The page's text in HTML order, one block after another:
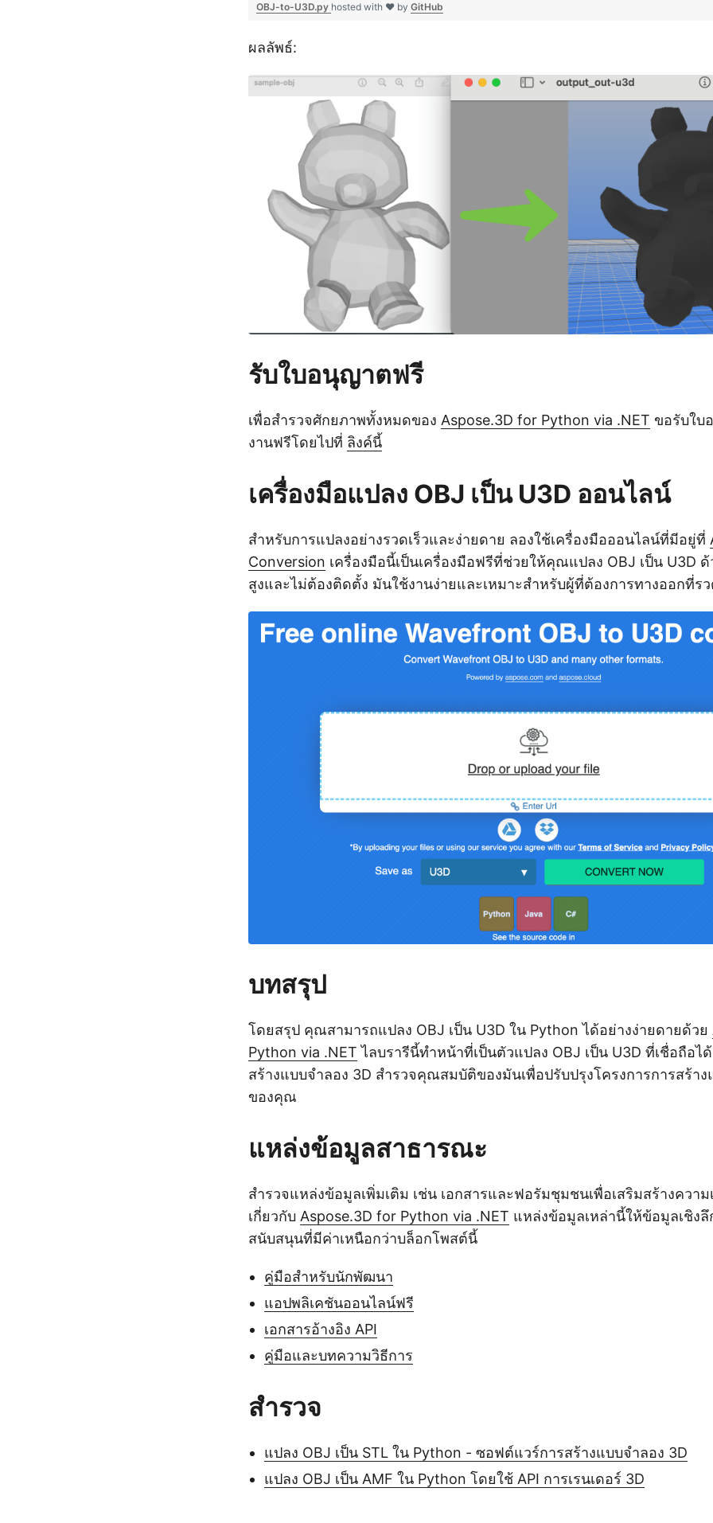
OBJ-to-U3D.py hosted with ❤ by GitHub
ผลลัพธ์:
รับใบอนุญาตฟรี
เพื่อสำรวจศักยภาพทั้งหมดของ Aspose.3D for Python via .NET ขอรับใบ
งานฟรีโดยไปที่ ลิงค์นี้
เครื่องมือแปลง OBJ เป็น U3D ออนไลน์
สำหรับการแปลงอย่างรวดเร็วและง่ายดาย ลองใช้เครื่องมือออนไลน์ที่มีอยู่ที่
Conversion เครื่องมือนี้เป็นเครื่องมือฟรีที่ช่วยให้คุณแปลง OBJ เป็น U3D
สูงและไม่ต้องติดตั้ง มันใช้งานง่ายและเหมาะสำหรับผู้ที่ต้องการทางออกที่รว
บทสรุป
โดยสรุป คุณสามารถแปลง OBJ เป็น U3D ใน Python ได้อย่างง่ายดายด้วย
Python via .NET ไลบรารีนี้ทำหน้าที่เป็นตัวแปลง OBJ เป็น U3D ที่เชื่อถือไ
สร้างแบบจำลอง 3D สำรวจคุณสมบัติของมันเพื่อปรับปรุงโครงการการสร้าง
ของคุณ
แหล่งข้อมูลสาธารณะ
สำรวจแหล่งข้อมูลเพิ่มเติม เช่น เอกสารและฟอรัมชุมชนเพื่อเสริมสร้างควา
เกี่ยวกับ Aspose.3D for Python via .NET แหล่งข้อมูลเหล่านี้ให้ข้อมูลเชิงลึ
สนับสนุนที่มีค่าเหนือกว่าบล็อกโพสต์นี้
คู่มือสำหรับนักพัฒนา
แอปพลิเคชันออนไลน์ฟรี
เอกสารอ้างอิง API
คู่มือและบทความวิธีการ
สำรวจ
แปลง OBJ เป็น STL ใน Python - ซอฟต์แวร์การสร้างแบบจำลอง 3D
แปลง OBJ เป็น AMF ใน Python โดยใช้ API การเรนเดอร์ 3D